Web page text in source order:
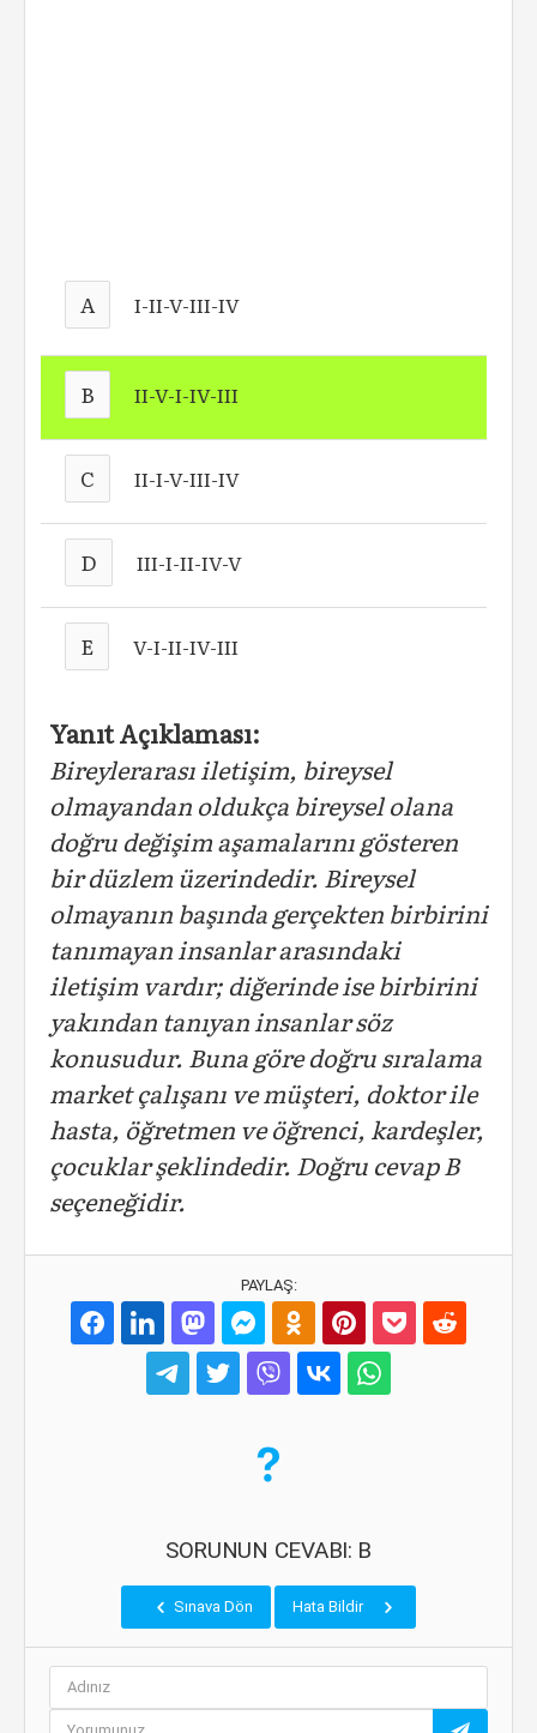
A I-II-V-III-IV
B II-V-I-IV-III
C II-I-V-III-IV
D III-I-II-IV-V
E V-I-II-IV-III
Yanıt Açıklaması:
Bireylerarası iletişim, bireysel
olmayandan oldukça bireysel olana
doğru değişim aşamalarını gösteren
bir düzlem üzerindedir. Bireysel
olmayanın başında gerçekten birbirini
tanımayan insanlar arasındaki
iletişim vardır; diğerinde ise birbirini
yakından tanıyan insanlar söz
konusudur. Buna göre doğru sıralama
market çalışanı ve müşteri, doktor ile
hasta, öğretmen ve öğrenci, kardeşler,
çocuklar şeklindedir. Doğru cevap B
seçeneğidir.
PAYLAŞ:
SORUNUN CEVABI: B
Sınava Dön Hata Bildir